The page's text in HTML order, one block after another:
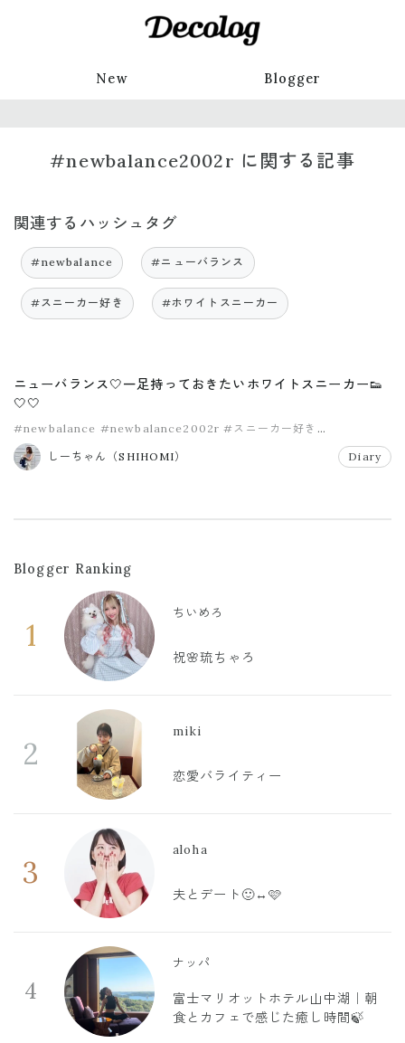
New Blogger
#newbalance2002r に関する記事
関連するハッシュタグ
#newbalance #ニューバランス
#スニーカー好き #ホワイトスニーカー
ニューバランス🤍一足持っておきたいホワイトスニーカー👟
🤍🤍
#newbalance #newbalance2002r #スニーカー好き
#ニューバランス
しーちゃん（SHIHOMI）
Diary
Blogger Ranking
1
ちいめろ
祝🌸琉ちゃろ
2
miki
恋愛バライティー
3
aloha
夫とデート🙂‍↔️🩷
4
ナッパ
富士マリオットホテル山中湖｜朝
食とカフェで感じた癒し時間🍃